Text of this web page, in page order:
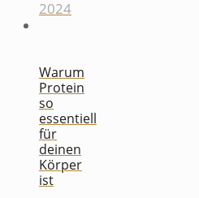
2024
Warum
Protein
so
essentiell
für
deinen
Körper
ist